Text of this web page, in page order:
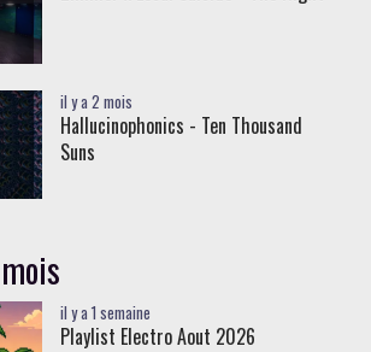
il y a 2 mois
Hallucinophonics - Ten Thousand
Suns
il y a 1 semaine
Playlist Electro Aout 2026